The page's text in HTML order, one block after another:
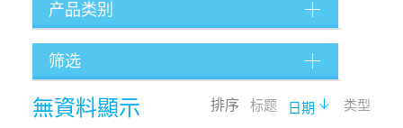
产品类别
筛选
类型
日期
标题
排序
無資料顯示